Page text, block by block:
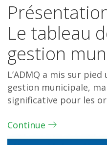
Le tableau
gestion
L’ADMQ a mis sur
gestion municipale,
significative pour les
Continue